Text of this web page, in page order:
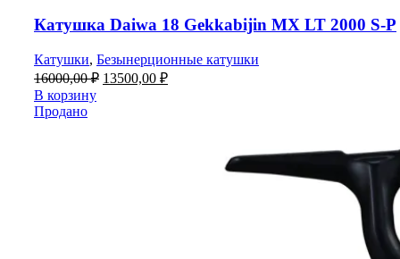
Катушка Daiwa 18 Gekkabijin MX LT 2000 S-P
Катушки, Безынерционные катушки
16000,00₽ 13500,00 ₽
В корзину
Продано